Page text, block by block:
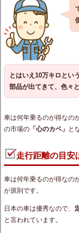
とはいえ10万キロとい
部品が出てきて、色々
車は何年乗るのが得なの
の市場の「心のカベ」 と
走行距離の目安
車は何年乗るのが得なの
が原則です。
日本の車は優秀なので、
と言われています。